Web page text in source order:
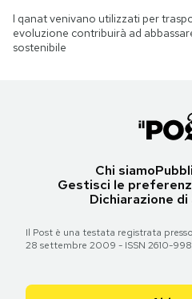
I qanat venivano utilizzati per
evoluzione contribuirà ad
sostenibile
Chi siamo
Gestisci le
Dichiarazione
Il Post è una testata registrata
28 settembre 2009 - ISSN 2610-